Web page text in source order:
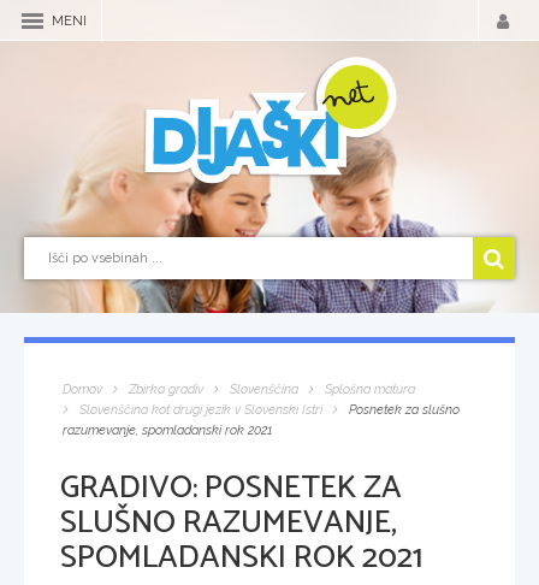
MENI
Domov Zbirka gradiv Slovenščina
Splošna matura
Slovenščina kot drugi jezik v Slovenski Istri
Posnetek za slušno
razumevanje, spomladanski rok 2021
GRADIVO:POSNETEK ZA
SLUŠNO RAZUMEVANJE,
SPOMLADANSKI ROK 2021